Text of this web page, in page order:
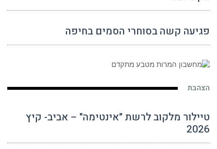
פגיעה קשה בסוחרי הסמים בחיפה
הצהבת
טיילור מלקוב לרשת "אינטימה" – אביב- קיץ
2026